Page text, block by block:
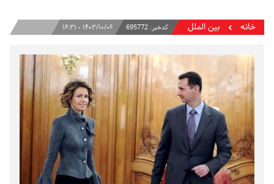
خانه بین الملل کدخبر:695772 ۱۴۰۳/۱۰/۰۶ - ۱۶:۳۱